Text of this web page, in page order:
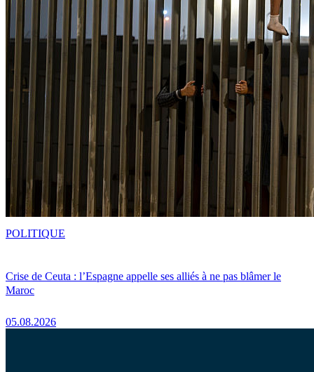
Crise de Ceuta : l’Espagne appelle ses alliés à ne pas blâmer le
Maroc
05.08.2026
POLITIQUE